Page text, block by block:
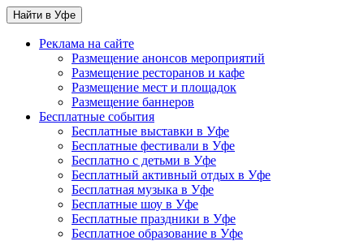
Найти в Уфе
Реклама на сайте
Размещение анонсов мероприятий
Размещение ресторанов и кафе
Размещение мест и площадок
Размещение баннеров
Бесплатные события
Бесплатные выставки в Уфе
Бесплатные фестивали в Уфе
Бесплатно с детьми в Уфе
Бесплатный активный отдых в Уфе
Бесплатная музыка в Уфе
Бесплатные шоу в Уфе
Бесплатные праздники в Уфе
Бесплатное образование в Уфе